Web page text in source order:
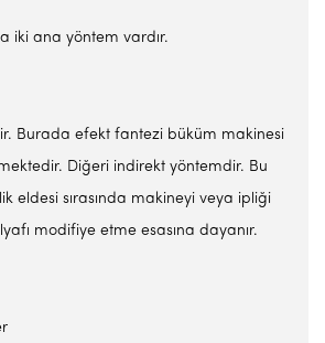
iki ana yöntem vardır.
Burada efekt fantezi büküm makinesi
Diğeri indirekt yöntemdir. Bu
eldesi sırasında makineyi veya ipliği
modifiye etme esasına dayanır.